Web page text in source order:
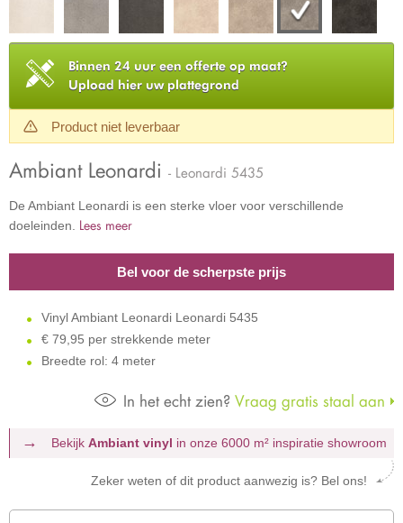
Binnen 24 uur een offerte op maat?
Upload hier uw plattegrond
Product niet leverbaar
Ambiant Leonardi - Leonardi 5435
De Ambiant Leonardi is een sterke vloer voor verschillende
doeleinden. Lees meer
Bel voor de scherpste prijs
Vinyl Ambiant Leonardi Leonardi 5435
€ 79,95 per strekkende meter
Breedte rol: 4 meter
In het echt zien? Vraag gratis staal aan
Bekijk Ambiant vinyl in onze 6000 m² inspiratie showroom
Zeker weten of dit product aanwezig is? Bel ons!